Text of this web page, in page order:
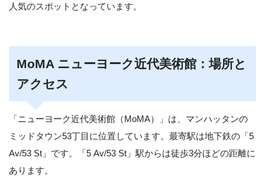
人気のスポットとなっています。
MoMA ニューヨーク近代美術館：場所と
アクセス
「ニューヨーク近代美術館（MoMA）」は、マンハッタンの
ミッドタウン53丁目に位置しています。最寄駅は地下鉄の「5
Av/53 St」です。「5 Av/53 St」駅からは徒歩3分ほどの距離に
あります。